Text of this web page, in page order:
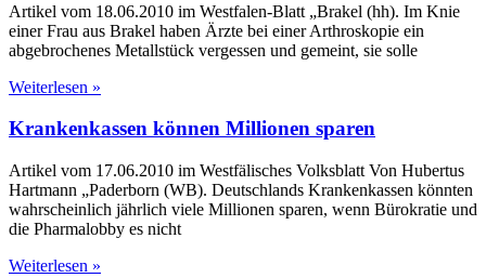
Artikel vom 18.06.2010 im Westfalen-Blatt „Brakel (hh). Im Knie
einer Frau aus Brakel haben Ärzte bei einer Arthroskopie ein
abgebrochenes Metallstück vergessen und gemeint, sie solle
Weiterlesen »
Krankenkassen können Millionen sparen
Artikel vom 17.06.2010 im Westfälisches Volksblatt Von Hubertus
Hartmann „Paderborn (WB). Deutschlands Krankenkassen könnten
wahrscheinlich jährlich viele Millionen sparen, wenn Bürokratie und
die Pharmalobby es nicht
Weiterlesen »